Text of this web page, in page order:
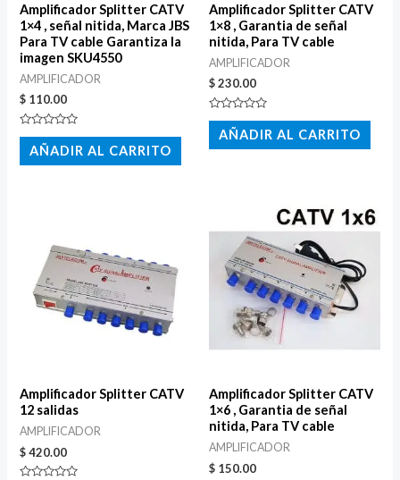
Amplificador Splitter CATV
1×4 , señal nitida, Marca JBS
Para TV cable Garantiza la
imagen SKU4550
AMPLIFICADOR
$ 110.00
Valorado
con
de
AÑADIR AL CARRITO
Amplificador Splitter CATV
1×8 , Garantia de señal
nitida, Para TV cable
AMPLIFICADOR
$230.00
Valorado
con
de
AÑADIR AL CARRITO
Amplificador Splitter CATV
12 salidas
AMPLIFICADOR
$420.00
Amplificador Splitter CATV
1×6 , Garantia de señal
nitida, Para TV cable
AMPLIFICADOR
$ 150.00